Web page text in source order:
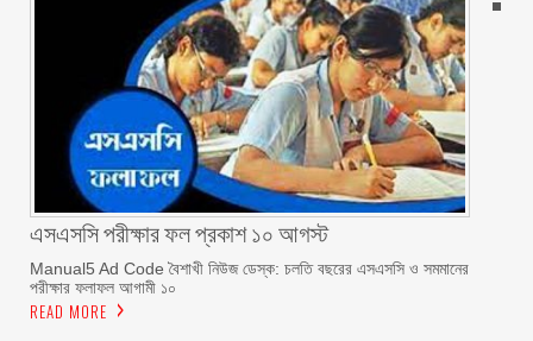
এসএসসি পরীক্ষার ফল প্রকাশ ১০ আগস্ট
Manual5 Ad Code বৈশাখী নিউজ ডেস্ক: চলতি বছরের এসএসসি ও সমমানের
পরীক্ষার ফলাফল আগামী ১০
READ MORE